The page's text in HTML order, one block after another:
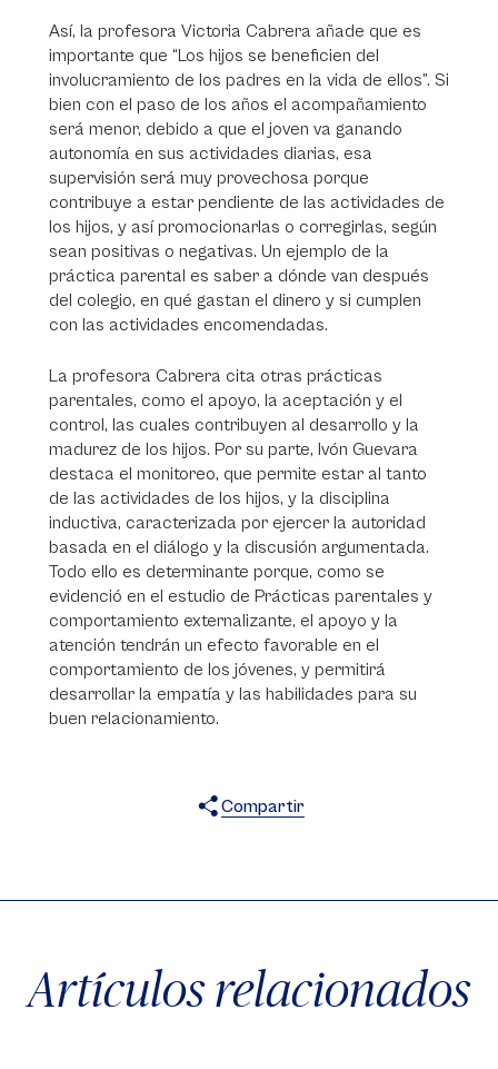
Así, la profesora Victoria Cabrera añade que es
importante que “Los hijos se beneficien del
involucramiento de los padres en la vida de ellos”. Si
bien con el paso de los años el acompañamiento
será menor, debido a que el joven va ganando
autonomía en sus actividades diarias, esa
supervisión será muy provechosa porque
contribuye a estar pendiente de las actividades de
los hijos, y así promocionarlas o corregirlas, según
sean positivas o negativas. Un ejemplo de la
práctica parental es saber a dónde van después
del colegio, en qué gastan el dinero y si cumplen
con las actividades encomendadas.
La profesora Cabrera cita otras prácticas
parentales, como el apoyo, la aceptación y el
control, las cuales contribuyen al desarrollo y la
madurez de los hijos. Por su parte, Ivón Guevara
destaca el monitoreo, que permite estar al tanto
de las actividades de los hijos, y la disciplina
inductiva, caracterizada por ejercer la autoridad
basada en el diálogo y la discusión argumentada.
Todo ello es determinante porque, como se
evidenció en el estudio de Prácticas parentales y
comportamiento externalizante, el apoyo y la
atención tendrán un efecto favorable en el
comportamiento de los jóvenes, y permitirá
desarrollar la empatía y las habilidades para su
buen relacionamiento.
Compartir
Artículos relacionados